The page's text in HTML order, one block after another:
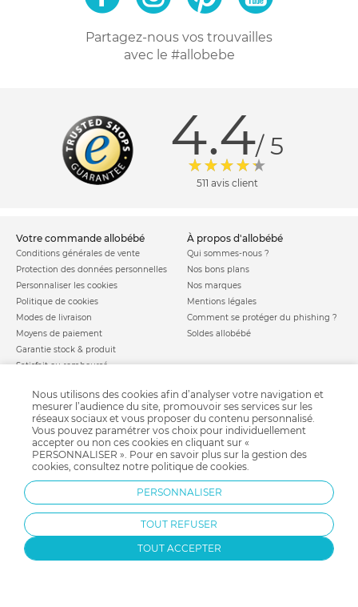
Partagez-nous vos trouvailles
avec le #allobebe
4.4/ 5
511 avis client
votre commande allobébé
Conditions générales de vente
Protection des données personnelles
Personnaliser les cookies
Politique de cookies
Modes de livraison
Moyens de paiement
Garantie stock & produit
Satisfait ou remboursé
à propos d'allobébé
Qui sommes-nous ?
Nos bons plans
Nos marques
Mentions légales
Comment se protéger du phishing ?
Soldes allobébé
allobébé vous recommande
Sites et partenaires
Nos labels
Nos licences
Besoin d'aide ?
FAQ
les plus d'allobébé
Liste de naissance
Infos conseils
Jeux concours
Valise de maternité
Parrainage
Paiement sécurisé
Charte qualité
Nous utilisons des cookies afin d’analyser votre navigation et
mesurer l’audience du site, promouvoir ses services sur les
réseaux sociaux et vous proposer du contenu personnalisé.
Vous pouvez paramétrer vos choix pour individuellement
accepter ou non ces cookies en cliquant sur «
PERSONNALISER ». Pour en savoir plus sur la gestion des
cookies, consultez notre politique de cookies.
PERSONNALISER
TOUT REFUSER
TOUT ACCEPTER